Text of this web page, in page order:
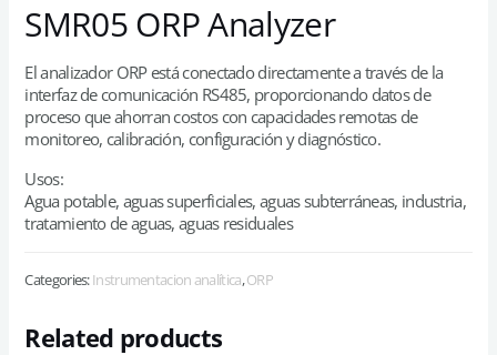
SMR05 ORP Analyzer
El analizador ORP está conectado directamente a través de la
interfaz de comunicación RS485, proporcionando datos de
proceso que ahorran costos con capacidades remotas de
monitoreo, calibración, configuración y diagnóstico.
Usos:
Agua potable, aguas superficiales, aguas subterráneas, industria,
tratamiento de aguas, aguas residuales
Categories:Instrumentacion analítica,ORP
Related products